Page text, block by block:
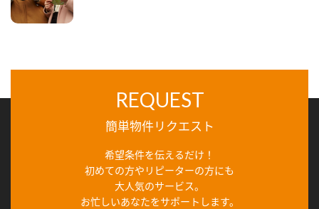
REQUEST
簡単物件リクエスト
希望条件を伝えるだけ！
初めての方やリピーターの方にも
大人気のサービス。
お忙しいあなたをサポートします。